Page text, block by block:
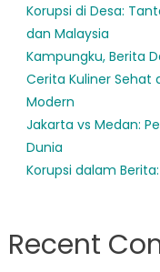
Korupsi di Desa:
dan Malaysia
Kampungku, Berita
Cerita Kuliner Sehat
Modern
Jakarta vs Medan:
Dunia
Korupsi dalam
Recent